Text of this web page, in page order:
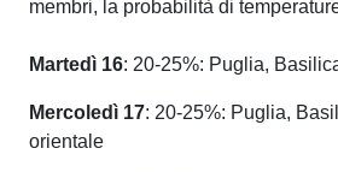
membri, la probabilità di
Martedì 16: 20-25%: Puglia,
Mercoledì 17: 20-25%: Puglia,
orientale